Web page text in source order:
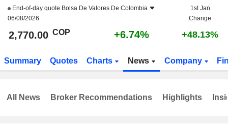
End-of-day quote Bolsa De Valores De Colombia
06/08/2026
1st Jan
Change
2,770.00 COP +6.74% +48.13%
Summary Quotes Charts News Company
All News Broker Recommendations Highlights